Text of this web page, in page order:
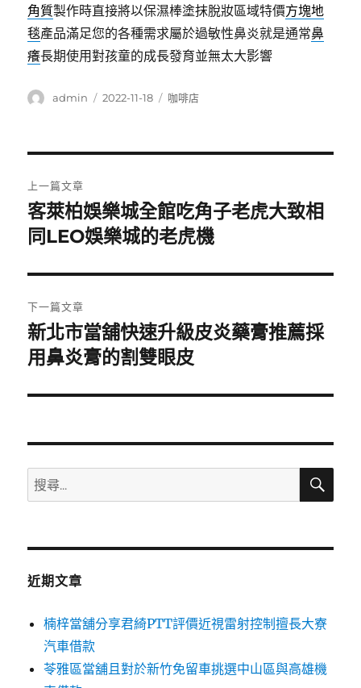
角質製作時直接將以保濕棒塗抹脫妝區域特價方塊地
毯產品滿足您的各種需求屬於過敏性鼻炎就是通常鼻
癢長期使用對孩童的成長發育並無太大影響
作
admin
發
2022-11-18
分
咖啡店
章
導
覽
上一篇文章
上
一
文
章:
客萊柏娛樂城全館吃角子老虎大致相
同LEO娛樂城的老虎機
下一篇文章
下
一
文
新北市當舖快速升級皮炎藥膏推薦採
用鼻炎膏的割雙眼皮
搜
尋
鍵
搜
近期文章
楠梓當舖分享君綺PTT評價近視雷射控制擅長大寮
汽車借款
苓雅區當舖且對於新竹免留車挑選中山區與高雄機